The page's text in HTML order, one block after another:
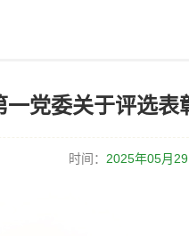
一党委关于评选表
时间： 2025年05月